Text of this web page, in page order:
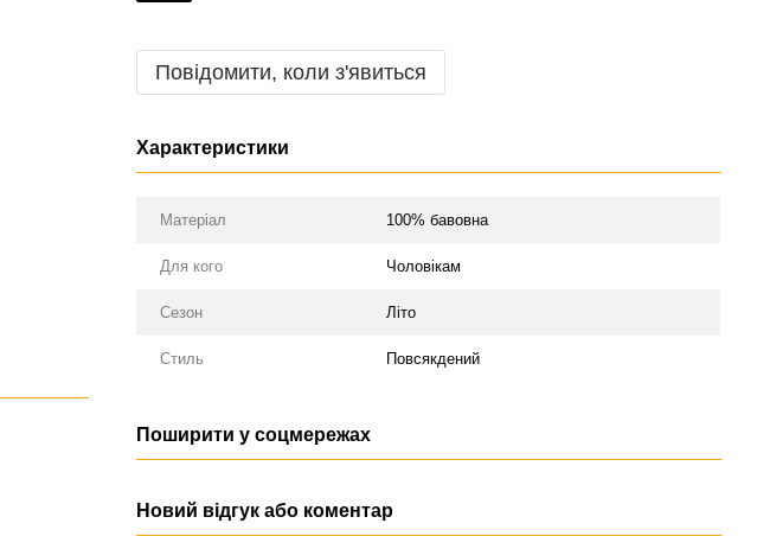
Повідомити, коли з'явиться
Характеристики
Матеріал 100% бавовна
Для кого Чоловікам
Сезон Літо
Стиль Повсякдений
Поширити у соцмережах
Новий відгук або коментар